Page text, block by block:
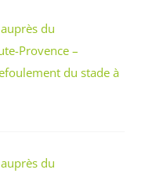
du
Provence –
du stade à
du